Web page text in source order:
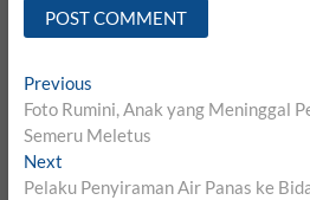
Post
navigation
PreviousPrevious
post:
Foto Rumini, Anak yang Meninggal
Semeru Meletus
NextNext
post:
Pelaku Penyiraman Air Panas ke